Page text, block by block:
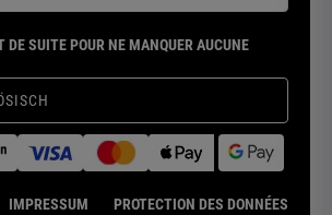
SUITE POUR NE MANQUER AUCUNE
IMPRESSUM PROTECTION DES DONNÉES